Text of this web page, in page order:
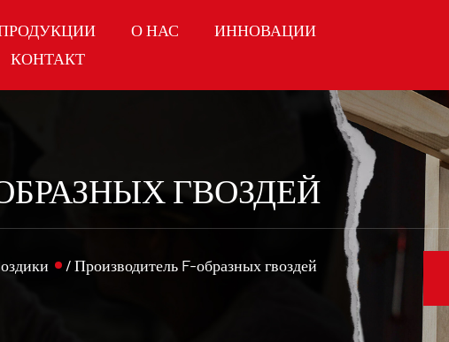
О НАС
ИННОВАЦИИ
КОНТАКТ
ГВОЗДЕЙ
/Производитель F-образных гвоздей